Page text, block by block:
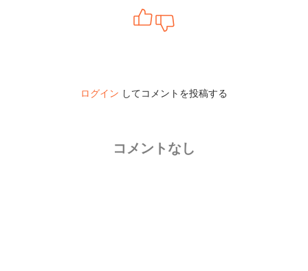
ログイン してコメントを投稿する
コメントなし